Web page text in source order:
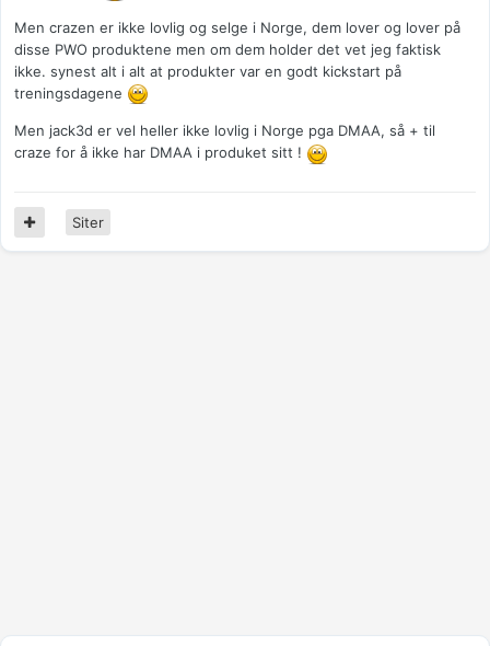
Men crazen er ikke lovlig og selge i Norge, dem lover og lover på
disse PWO produktene men om dem holder det vet jeg faktisk
ikke. synest alt i alt at produkter var en godt kickstart på
treningsdagene
Men jack3d er vel heller ikke lovlig i Norge pga DMAA, så + til
craze for å ikke har DMAA i produket sitt !
Siter